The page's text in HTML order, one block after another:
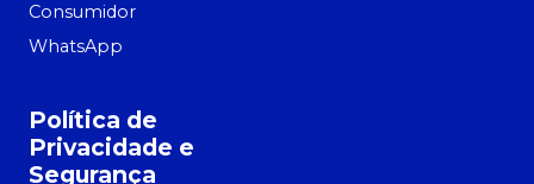
Consumidor
WhatsApp
Política de
Privacidade e
Segurança